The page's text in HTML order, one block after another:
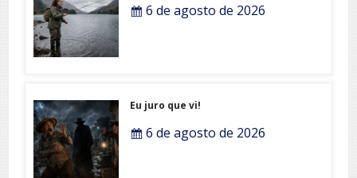
6 de agosto de 2026
Eu juro que vi!
6 de agosto de 2026